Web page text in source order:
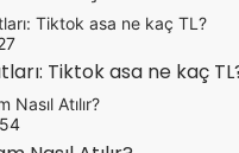
Tiktok asa ne kaç